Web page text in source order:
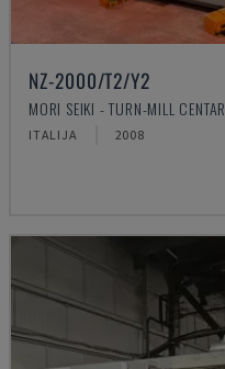
NZ-2000/T2/Y2
MORI SEIKI - TURN-MILL CENTAR
ITALIJA 2008